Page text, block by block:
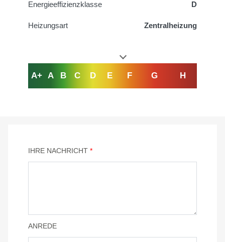
Energieeffizienzklasse D
Heizungsart Zentralheizung
A+ A B C D E F G H
IHRE NACHRICHT *
ANREDE